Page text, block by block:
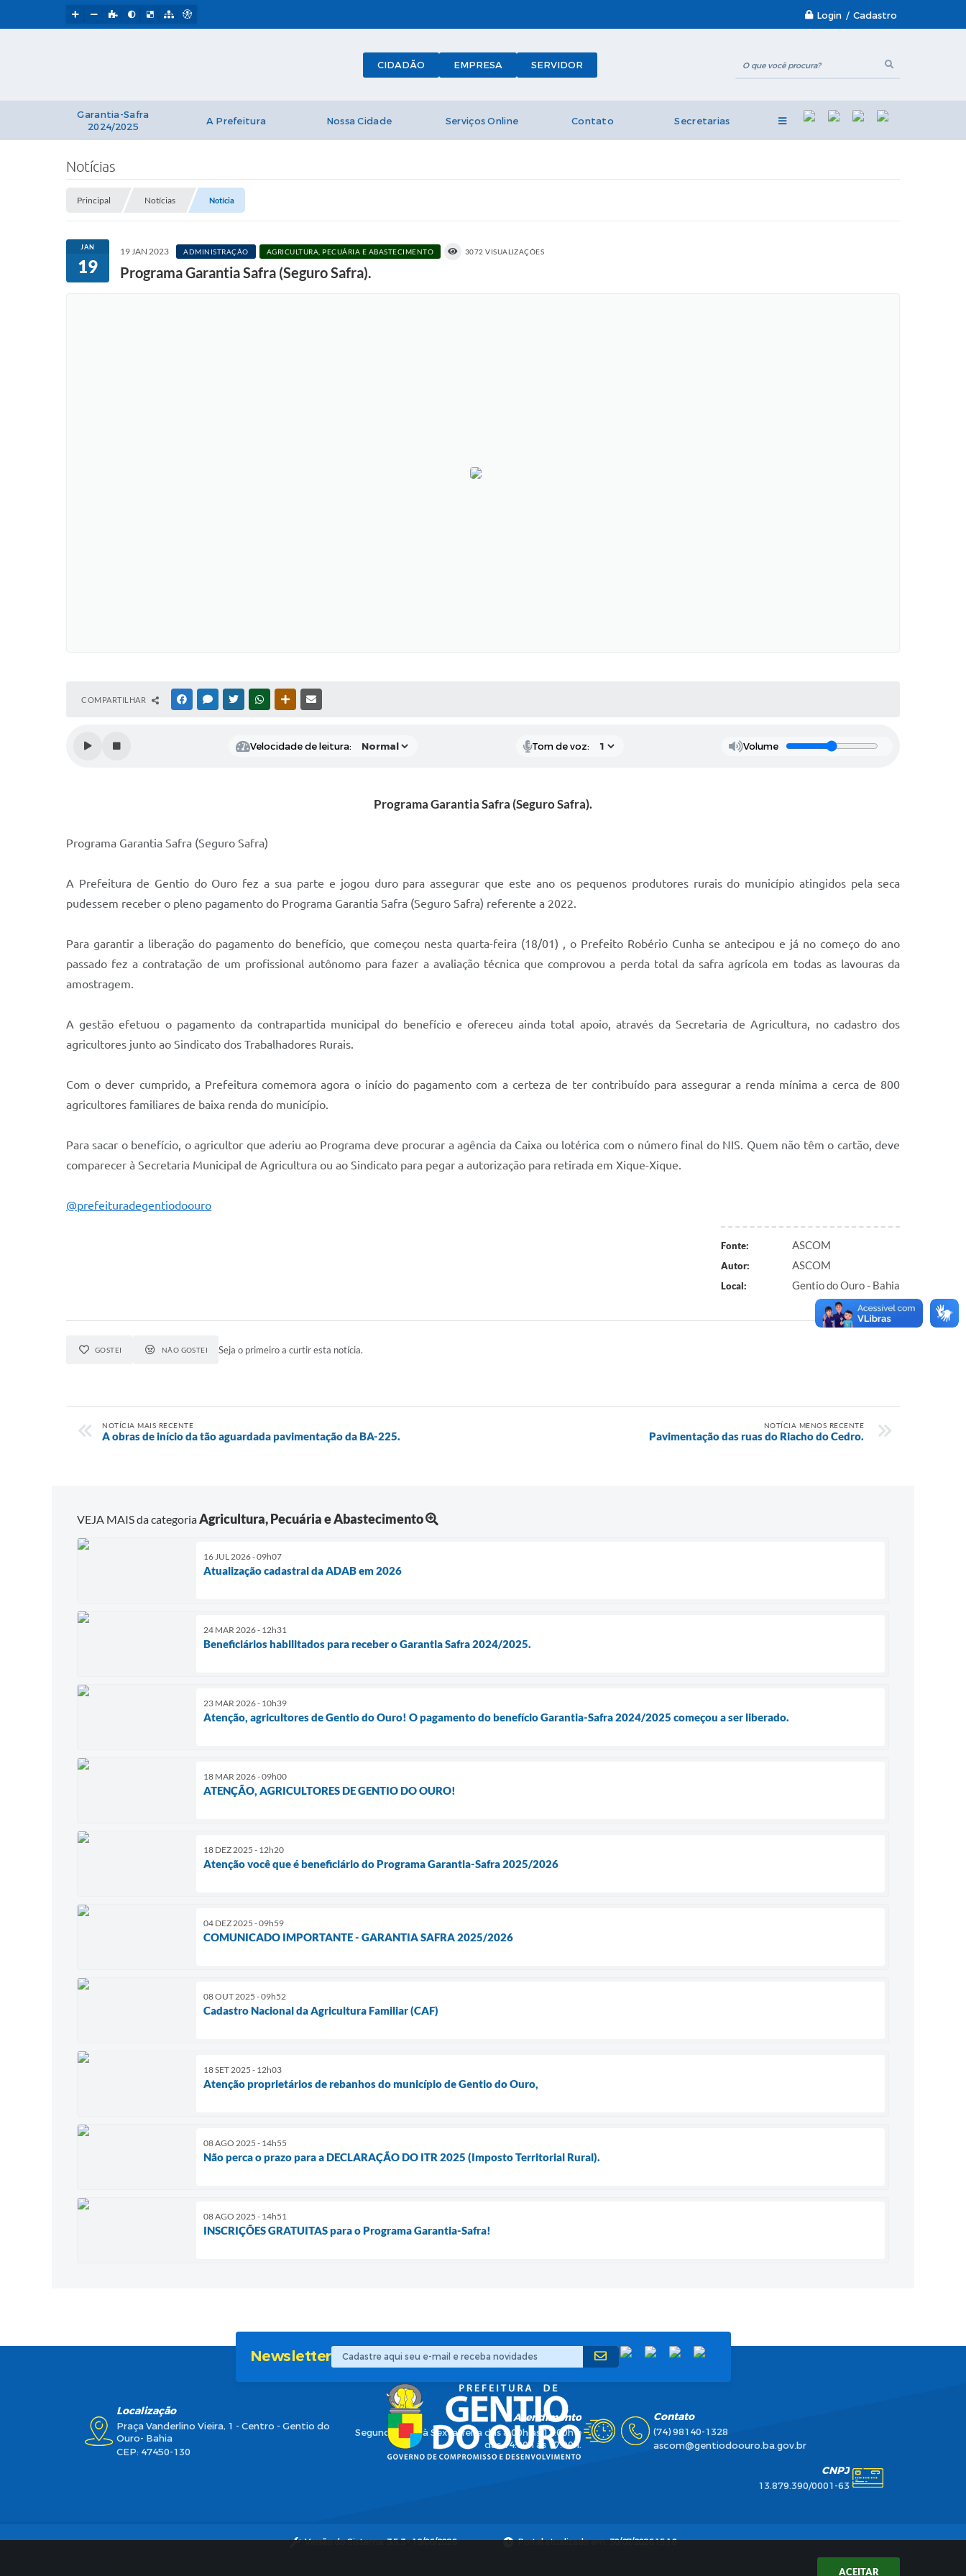
ACEITAR
Login / Cadastro
CIDADÃO EMPRESA SERVIDOR
Garantia-Safra
2024/2025
A Prefeitura Nossa Cidade Serviços Online Contato Secretarias
Notícias
Principal Notícias Notícia
JAN
19
19 JAN 2023 ADMINISTRAÇÃO AGRICULTURA, PECUÁRIA E ABASTECIMENTO 3072 VISUALIZAÇÕES
Programa Garantia Safra (Seguro Safra).
COMPARTILHAR FACEBOOKMESSENGER
TWITTERWHATSAPPOUTRAS MÍDIAS
Velocidade de leitura: Tom de voz: Volume
Programa Garantia Safra (Seguro Safra).
Programa Garantia Safra (Seguro Safra)
A Prefeitura de Gentio do Ouro fez a sua parte e jogou duro para assegurar que este ano os pequenos produtores rurais do município atingidos pela seca
pudessem receber o pleno pagamento do Programa Garantia Safra (Seguro Safra) referente a 2022.
Para garantir a liberação do pagamento do benefício, que começou nesta quarta-feira (18/01) , o Prefeito Robério Cunha se antecipou e já no começo do ano
passado fez a contratação de um profissional autônomo para fazer a avaliação técnica que comprovou a perda total da safra agrícola em todas as lavouras da
amostragem.
A gestão efetuou o pagamento da contrapartida municipal do benefício e ofereceu ainda total apoio, através da Secretaria de Agricultura, no cadastro dos
agricultores junto ao Sindicato dos Trabalhadores Rurais.
Com o dever cumprido, a Prefeitura comemora agora o início do pagamento com a certeza de ter contribuído para assegurar a renda mínima a cerca de 800
agricultores familiares de baixa renda do município.
Para sacar o benefício, o agricultor que aderiu ao Programa deve procurar a agência da Caixa ou lotérica com o número final do NIS. Quem não têm o cartão, deve
comparecer à Secretaria Municipal de Agricultura ou ao Sindicato para pegar a autorização para retirada em Xique-Xique.
@prefeituradegentiodoouro
Fonte: ASCOM
Autor: ASCOM
Local: Gentio do Ouro - Bahia
GOSTEI NÃO GOSTEI Seja o primeiro a curtir esta notícia.
NOTÍCIA MAIS RECENTE
A obras de início da tão aguardada pavimentação da BA-225.
NOTÍCIA MENOS RECENTE
Pavimentação das ruas do Riacho do Cedro.
VEJA MAIS da categoriaAgricultura, Pecuária e Abastecimento
16 JUL 2026 - 09h07
Atualização cadastral da ADAB em 2026
24 MAR 2026 - 12h31
Beneficiários habilitados para receber o Garantia Safra 2024/2025.
23 MAR 2026 - 10h39
Atenção, agricultores de Gentio do Ouro! O pagamento do benefício Garantia-Safra 2024/2025 começou a ser liberado.
18 MAR 2026 - 09h00
ATENÇÃO, AGRICULTORES DE GENTIO DO OURO!
18 DEZ 2025 - 12h20
Atenção você que é beneficiário do Programa Garantia-Safra 2025/2026
04 DEZ 2025 - 09h59
COMUNICADO IMPORTANTE - GARANTIA SAFRA 2025/2026
08 OUT 2025 - 09h52
Cadastro Nacional da Agricultura Familiar (CAF)
18 SET 2025 - 12h03
Atenção proprietários de rebanhos do município de Gentio do Ouro,
08 AGO 2025 - 14h55
Não perca o prazo para a DECLARAÇÃO DO ITR 2025 (Imposto Territorial Rural).
08 AGO 2025 - 14h51
INSCRIÇÕES GRATUITAS para o Programa Garantia-Safra!
Newsletter
Localização
Praça Vanderlino Vieira, 1 - Centro - Gentio do
Ouro- Bahia
CEP: 47450-130
Atendimento
Segunda-feira à Sexta-feira das 8:00h às 12:00h e
das 14:00h às 17:00h.
Contato
(74) 98140-1328
ascom@gentiodoouro.ba.gov.br
CNPJ
13.879.390/0001-63
Versão do Sistema:3.5.3 - 19/06/2026 Portal atualizado em:30/07/2026 15:16